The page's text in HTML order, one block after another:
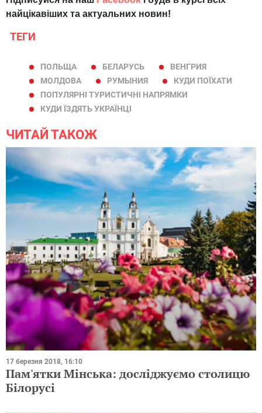
найцікавіших та актуальних новин!
ТЕГИ
ПОЛЬЩА БЕЛАРУСЬ
ВЕНГРИЯ
МОЛДОВА
РУМЫНИЯ
КУДИ ПОЇХАТИ
ПОПУЛЯРНІ ТУРИСТИЧНІ НАПРЯМКИ
КУДИ ЇЗДЯТЬ УКРАЇНЦІ
ЧИТАЙ ТАКОЖ
17 березня 2018, 16:10
Пам'ятки Мінська: досліджуємо столицю
Білорусі